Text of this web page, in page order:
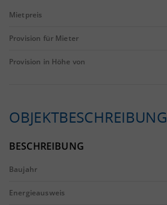
Mietpreis
Provision für Mieter
Provision in Höhe von
OBJEKTBESCHREIBUNG
BESCHREIBUNG
Baujahr
Energieausweis